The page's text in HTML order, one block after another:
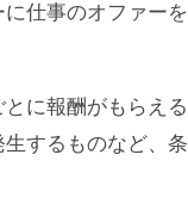
仕事のオファー
に報酬がもらえ
生するものなど、